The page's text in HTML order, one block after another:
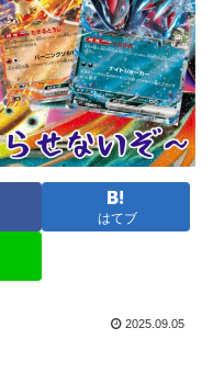
はてブ
2025.09.05